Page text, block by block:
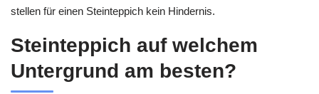
stellen für einen Steinteppich kein Hindernis.
Steinteppich auf welchem
Untergrund am besten?